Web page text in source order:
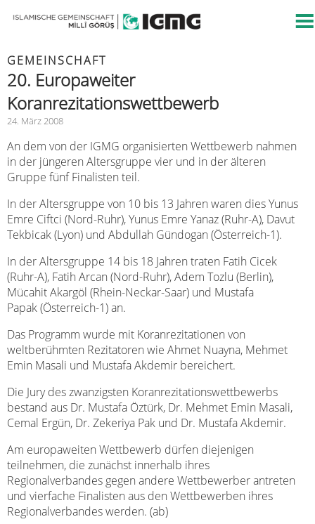
GEMEINSCHAFT
20. Europaweiter
Koranrezitationswettbewerb
24. März 2008
An dem von der IGMG organisierten Wettbewerb nahmen
in der jüngeren Altersgruppe vier und in der älteren
Gruppe fünf Finalisten teil.
In der Altersgruppe von 10 bis 13 Jahren waren dies Yunus
Emre Ciftci (Nord-Ruhr), Yunus Emre Yanaz (Ruhr-A), Davut
Tekbicak (Lyon) und Abdullah Gündogan (Österreich-1).
In der Altersgruppe 14 bis 18 Jahren traten Fatih Cicek
(Ruhr-A), Fatih Arcan (Nord-Ruhr), Adem Tozlu (Berlin),
Mücahit Akargöl (Rhein-Neckar-Saar) und Mustafa
Papak (Österreich-1) an.
Das Programm wurde mit Koranrezitationen von
weltberühmten Rezitatoren wie Ahmet Nuayna, Mehmet
Emin Masali und Mustafa Akdemir bereichert.
Die Jury des zwanzigsten Koranrezitationswettbewerbs
bestand aus Dr. Mustafa Öztürk, Dr. Mehmet Emin Masali,
Cemal Ergün, Dr. Zekeriya Pak und Dr. Mustafa Akdemir.
Am europaweiten Wettbewerb dürfen diejenigen
teilnehmen, die zunächst innerhalb ihres
Regionalverbandes gegen andere Wettbewerber antreten
und vierfache Finalisten aus den Wettbewerben ihres
Regionalverbandes werden. (ab)